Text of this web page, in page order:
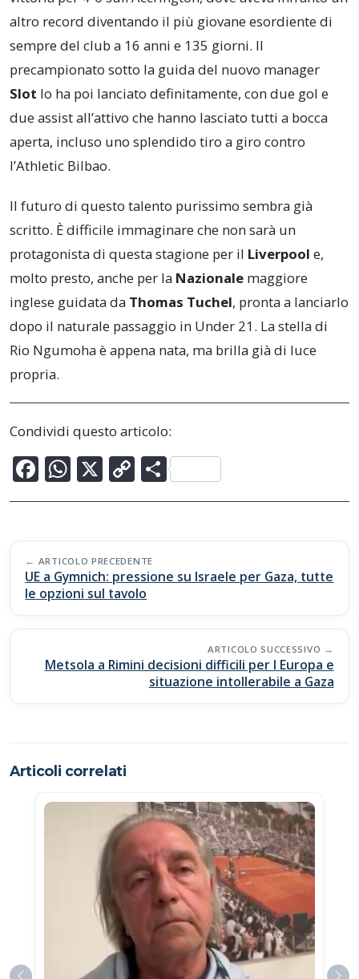
altro record diventando il più giovane esordiente di
sempre del club a 16 anni e 135 giorni. Il
precampionato sotto la guida del nuovo manager
Slot lo ha poi lanciato definitamente, con due gol e
due assist all’attivo che hanno lasciato tutti a bocca
aperta, incluso uno splendido tiro a giro contro
l’Athletic Bilbao.
Il futuro di questo talento purissimo sembra già
scritto. È difficile immaginare che non sarà un
protagonista di questa stagione per il Liverpool e,
molto presto, anche per la Nazionale maggiore
inglese guidata da Thomas Tuchel, pronta a lanciarlo
dopo il naturale passaggio in Under 21. La stella di
Rio Ngumoha è appena nata, ma brilla già di luce
propria.
Condividi questo articolo:
F
ac
b
o
o
k
W
h
s
A
p
p
X C
o
y
Li
n
k
C
o
di
vi
Post
navigation
ARTICOLO PRECEDENTE
UE a Gymnich: pressione su Israele per Gaza, tutte
le opzioni sul tavolo
ARTICOLO SUCCESSIVO
Metsola a Rimini decisioni difficili per l Europa e
situazione intollerabile a Gaza
Articoli correlati